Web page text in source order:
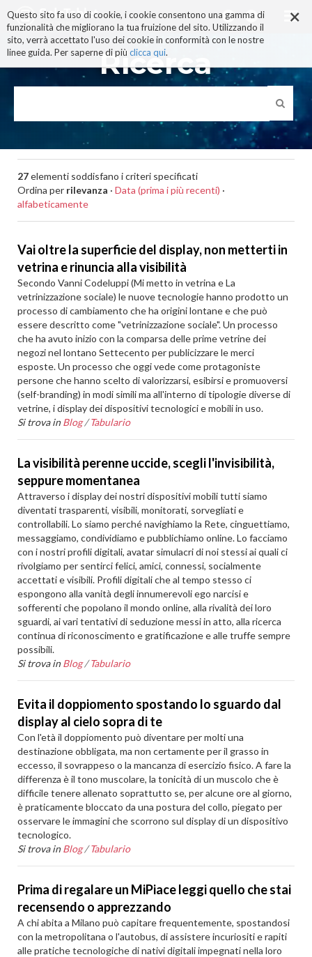
×
Questo sito fa uso di cookie, i cookie consentono una gamma di
funzionalità che migliorano la tua fruizione del sito. Utilizzando il
sito, verrà accettato l'uso dei cookie in conformità con le nostre
linee guida. Per saperne di più clicca qui.
ai
contenuti.
|
alla
navigazione
Ricerca
27elementi soddisfano i criteri specificati
Ordina per rilevanza · Data (prima i più recenti) ·
alfabeticamente
Vai oltre la superficie del display, non metterti in
vetrina e rinuncia alla visibilità
Secondo Vanni Codeluppi (Mi metto in vetrina e La
vetrinizzazione sociale) le nuove tecnologie hanno prodotto un
processo di cambiamento che ha origini lontane e che può
essere descritto come "vetrinizzazione sociale". Un processo
che ha avuto inizio con la comparsa delle prime vetrine dei
negozi nel lontano Settecento per publicizzare le merci
esposte. Un processo che oggi vede come protagoniste
persone che hanno scelto di valorizzarsi, esibirsi e promuoversi
(self-branding) in modi simili ma all'interno di tipologie diverse di
vetrine, i display dei dispositivi tecnologici e mobili in uso.
Si trova in Blog /Tabulario
La visibilità perenne uccide, scegli l'invisibilità,
seppure momentanea
Attraverso i display dei nostri dispositivi mobili tutti siamo
diventati trasparenti, visibili, monitorati, sorvegliati e
controllabili. Lo siamo perché navighiamo la Rete, cinguettiamo,
messaggiamo, condividiamo e pubblichiamo online. Lo facciamo
con i nostri profili digitali, avatar simulacri di noi stessi ai quali ci
rivolgiamo per sentirci felici, amici, connessi, socialmente
accettati e visibili. Profili digitali che al tempo stesso ci
espongono alla vanità degli innumerevoli ego narcisi e
sofferenti che popolano il mondo online, alla rivalità dei loro
sguardi, ai vari tentativi di seduzione messi in atto, alla ricerca
continua di riconoscimento e gratificazione e alle truffe sempre
possibili.
Si trova in Blog /Tabulario
Evita il doppiomento spostando lo sguardo dal
display al cielo sopra di te
Con l'età il doppiomento può diventare per molti una
destinazione obbligata, ma non certamente per il grasso in
eccesso, il sovrappeso o la mancanza di esercizio fisico. A fare la
differenza è il tono muscolare, la tonicità di un muscolo che è
difficile tenere allenato soprattutto se, per alcune ore al giorno,
è praticamente bloccato da una postura del collo, piegato per
osservare le immagini che scorrono sul display di un dispositivo
tecnologico.
Si trova in Blog /Tabulario
Prima di regalare un MiPiace leggi quello che stai
recensendo o apprezzando
A chi abita a Milano può capitare frequentemente, spostandosi
con la metropolitana o l'autobus, di assistere incuriositi e rapiti
alle pratiche tecnologiche di nativi digitali impegnati nella loro